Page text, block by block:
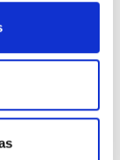
O EJERCEN
«SALUD,
COMPROMISO